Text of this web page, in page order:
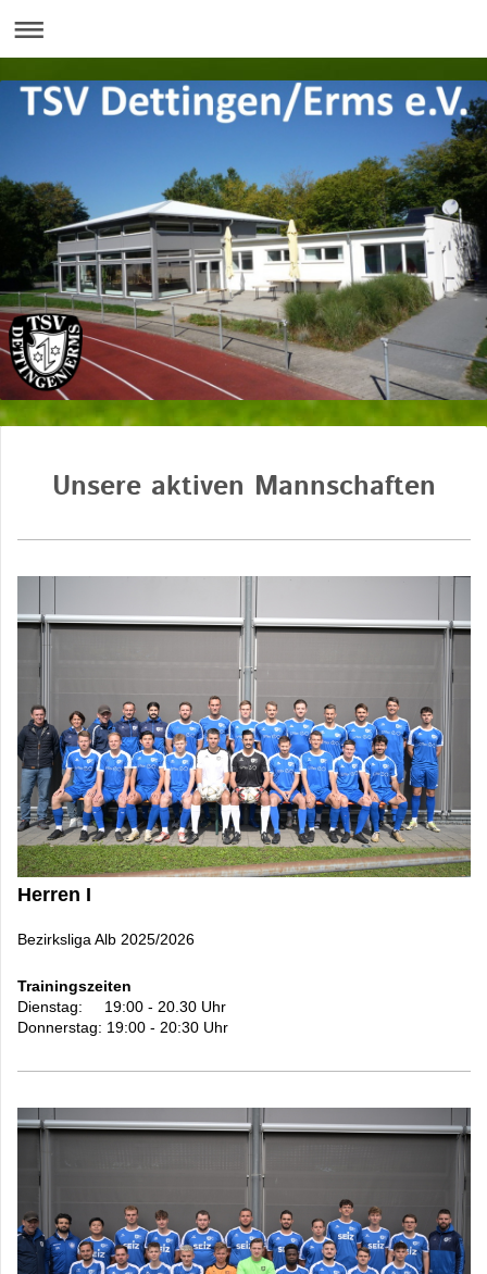
Unsere aktiven Mannschaften
Herren I
Bezirksliga Alb 2025/2026
Trainingszeiten
Dienstag: 19:00 - 20.30 Uhr
Donnerstag: 19:00 - 20:30 Uhr